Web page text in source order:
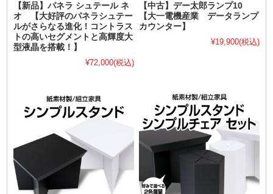
【新品】パネラ シュテール ネ
オ 【大好評のパネラシュテー
ルがさらなる進化！コントラス
トの高いセグメントと高輝度大
型液晶を搭載！】
¥72,000(税込)
【中古】デー太郎ランプ10
【大一電機産業 データランプ
カウンター】
¥19,900(税込)